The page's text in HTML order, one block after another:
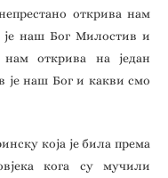
открива нам
је наш Бог Милостив и
открива на један
је наш Бог и какви смо
која је била према
кога су мучили